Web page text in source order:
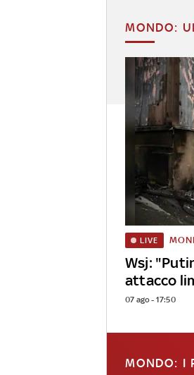
MONDO:
Wsj:
attacco
LIVE
07 ago - 17:50
MONDO: I